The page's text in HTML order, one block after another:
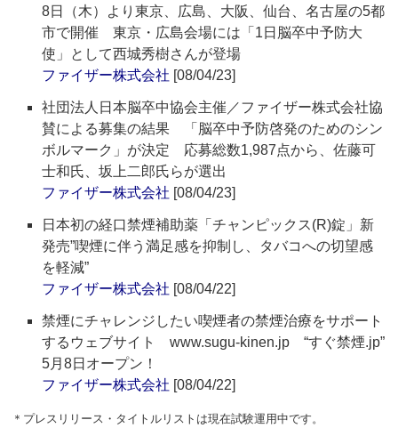
8日（木）より東京、広島、大阪、仙台、名古屋の5都
市で開催 東京・広島会場には「1日脳卒中予防大
使」として西城秀樹さんが登場
ファイザー株式会社 [08/04/23]
社団法人日本脳卒中協会主催／ファイザー株式会社協
賛による募集の結果 「脳卒中予防啓発のためのシン
ボルマーク」が決定 応募総数1,987点から、佐藤可
士和氏、坂上二郎氏らが選出
ファイザー株式会社 [08/04/23]
日本初の経口禁煙補助薬「チャンピックス(R)錠」新
発売”喫煙に伴う満足感を抑制し、タバコへの切望感
を軽減”
ファイザー株式会社 [08/04/22]
禁煙にチャレンジしたい喫煙者の禁煙治療をサポート
するウェブサイト www.sugu-kinen.jp “すぐ禁煙.jp”
5月8日オープン！
ファイザー株式会社 [08/04/22]
＊プレスリリース・タイトルリストは現在試験運用中です。